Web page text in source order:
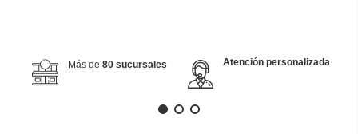
Más de 80 sucursales Atención personalizada